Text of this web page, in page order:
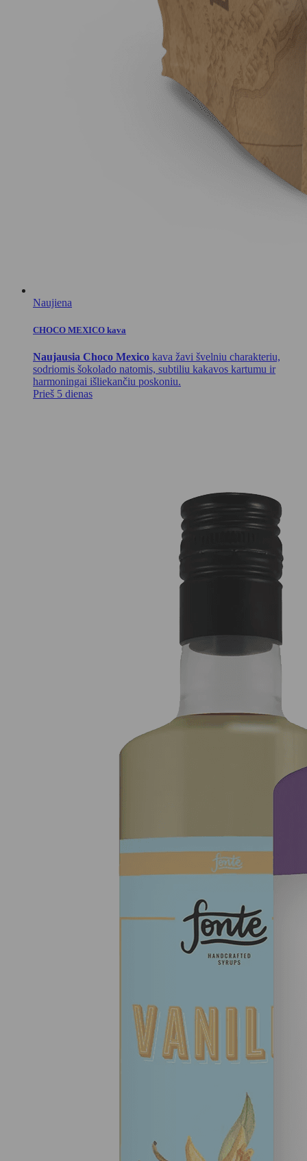
Naujiena
CHOCO MEXICO kava
Naujausia Choco Mexico kava žavi švelniu charakteriu,
sodriomis šokolado natomis, subtiliu kakavos kartumu ir
harmoningai išliekančiu poskoniu.
Prieš 5 dienas